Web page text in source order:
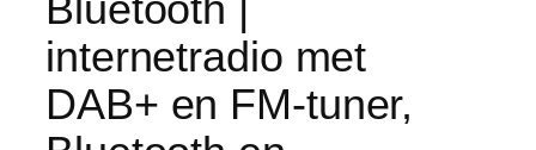
internetradio met
DAB+ en FM-tuner,